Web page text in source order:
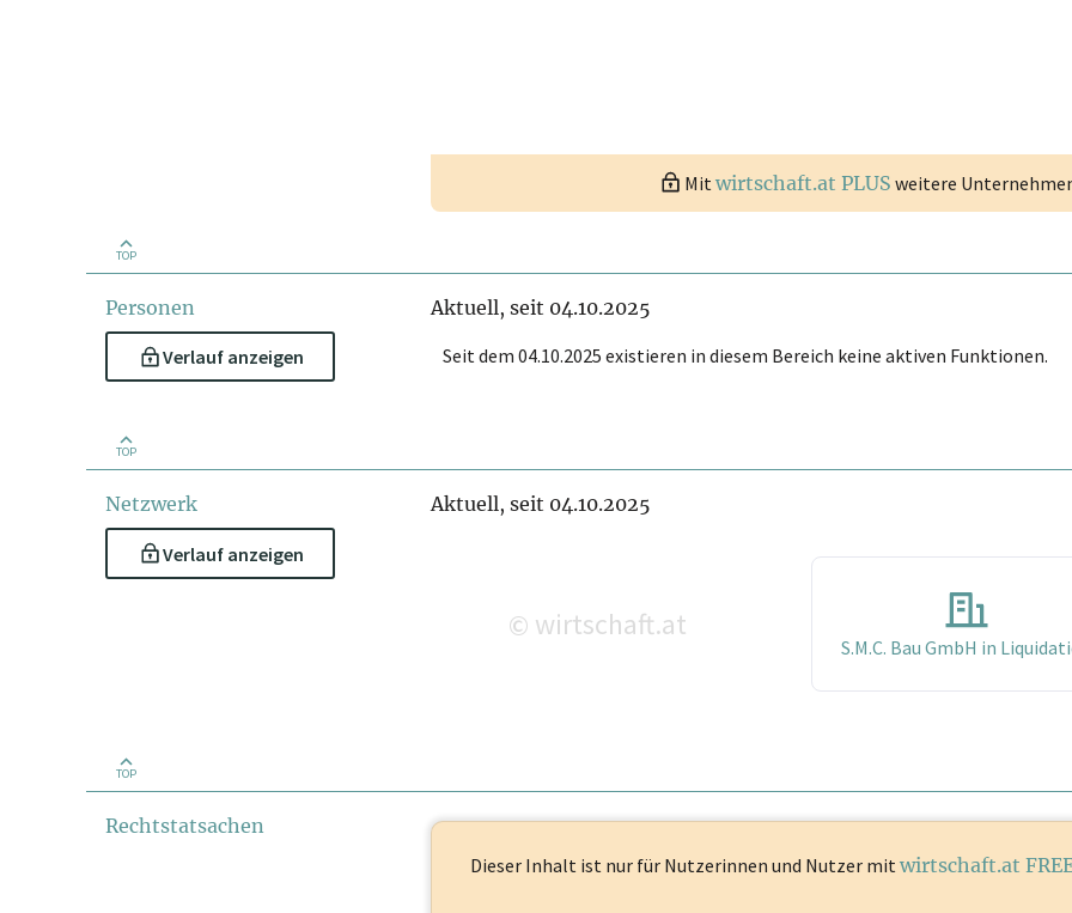
Mit wirtschaft.at PLUS weitere
TOP
Personen
Verlauf anzeigen
Aktuell, seit 04.10.2025
Seit dem 04.10.2025 existieren in diesem Bereich keine aktiven Funktionen.
TOP
Netzwerk
Verlauf anzeigen
Aktuell, seit 04.10.2025
© wirtschaft.at
S.M.C. Bau GmbH in
TOP
Rechtstatsachen
Dieser Inhalt ist nur für Nutzerinnen und Nutzer mitwirtschaft.at